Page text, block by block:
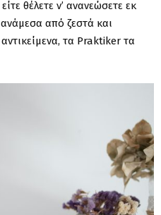
θέλετε ν’ ανανεώσετε εκ
ανάμεσα από ζεστά και
αντικείμενα, τα Praktiker τα